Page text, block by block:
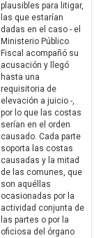
plausibles para litigar,
las que estarían
dadas en el caso - el
Ministerio Público
Fiscal acompañó su
acusación y llegó
hasta una
requisitoria de
elevación a juicio -,
por lo que las costas
serían en el orden
causado. Cada parte
soporta las costas
causadas y la mitad
de las comunes, que
son aquéllas
ocasionadas por la
actividad conjunta de
las partes o por la
oficiosa del órgano